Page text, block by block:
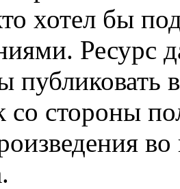
хотел бы
Ресурс
публиковать
со стороны
во